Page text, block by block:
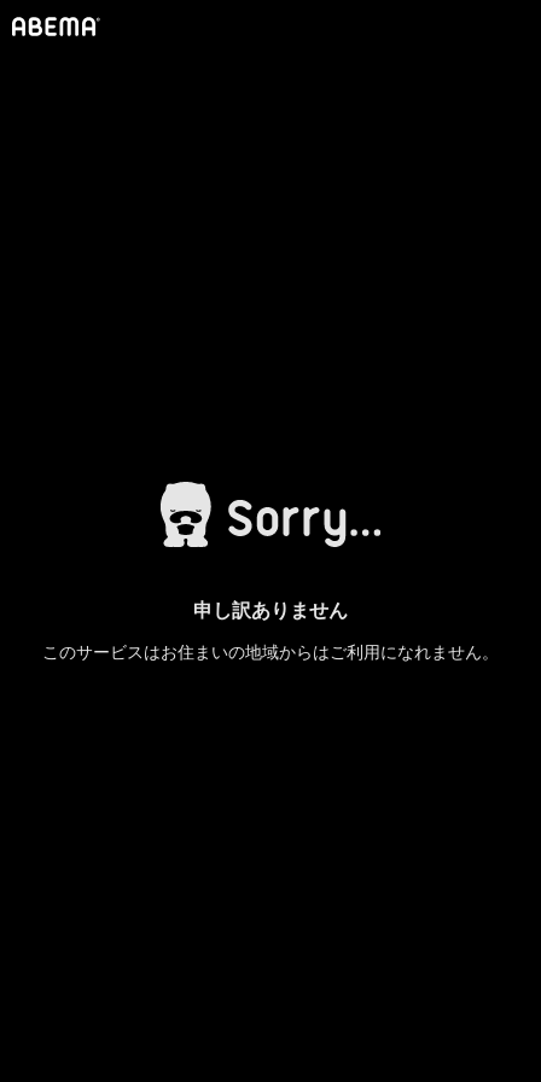
申し訳ありません
このサービスはお住まいの地域からはご利用になれません。